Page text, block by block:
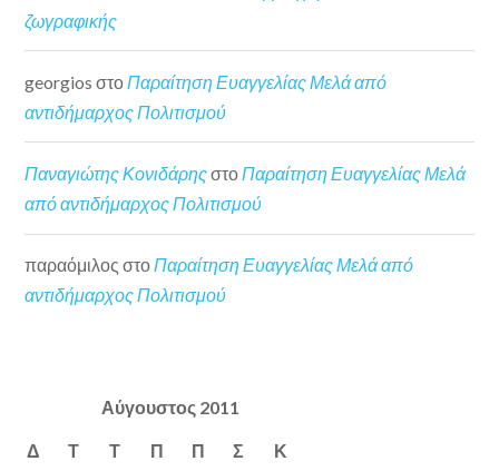
ζωγραφικής
georgios στοΠαραίτηση Ευαγγελίας Μελά από
αντιδήμαρχος Πολιτισμού
Παναγιώτης ΚονιδάρηςστοΠαραίτηση Ευαγγελίας Μελά
από αντιδήμαρχος Πολιτισμού
παραόμιλος στοΠαραίτηση Ευαγγελίας Μελά από
αντιδήμαρχος Πολιτισμού
Αύγουστος 2011
Δ Τ Τ Π Π Σ Κ